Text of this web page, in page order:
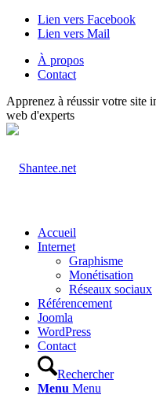
Lien vers Facebook
Lien vers Mail
À propos
Contact
Apprenez à réussir votre site
web d'experts
Accueil
Internet
Graphisme
Monétisation
Réseaux sociaux
Référencement
Joomla
WordPress
Contact
Rechercher
Menu Menu